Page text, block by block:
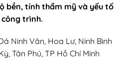
bền, tính thẩm mỹ và yếu tố
trình.
Ninh Vân, Hoa Lư, Ninh Bình
Tân Phú, TP Hồ Chí Minh